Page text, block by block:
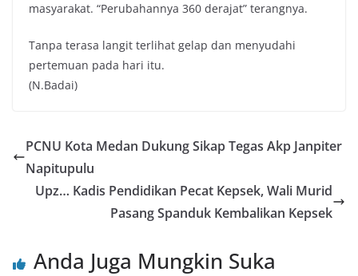
masyarakat. “Perubahannya 360 derajat” terangnya.
Tanpa terasa langit terlihat gelap dan menyudahi
pertemuan pada hari itu.
(N.Badai)
PCNU Kota Medan Dukung Sikap Tegas Akp Janpiter
Napitupulu
Upz… Kadis Pendidikan Pecat Kepsek, Wali Murid
Pasang Spanduk Kembalikan Kepsek
Anda Juga Mungkin Suka